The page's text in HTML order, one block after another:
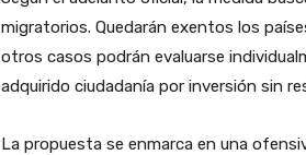
migratorios. Quedarán exentos los
otros casos podrán evaluarse
adquirido ciudadanía por inversión sin
La propuesta se enmarca en una